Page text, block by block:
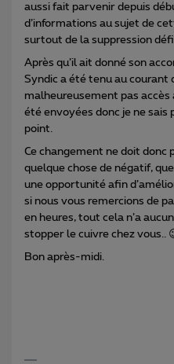
aussi fait parvenir depuis
d’informations au sujet de
surtout de la suppression
Après qu’il ait donné son
Syndic a été tenu au courant
malheureusement pas
été envoyées donc je ne sais
point.
Ce changement ne doit donc
quelque chose de négatif,
une opportunité afin
si nous vous remercions de
en heures, tout cela n’a
stopper le cuivre chez vous..
Bon après-midi.